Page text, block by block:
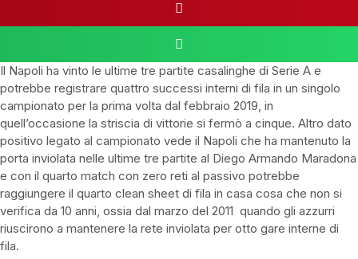
Il Napoli ha vinto le ultime tre partite casalinghe di Serie A e
potrebbe registrare quattro successi interni di fila in un singolo
campionato per la prima volta dal febbraio 2019, in
quell’occasione la striscia di vittorie si fermò a cinque. Altro dato
positivo legato al campionato vede il Napoli che ha mantenuto la
porta inviolata nelle ultime tre partite al Diego Armando Maradona
e con il quarto match con zero reti al passivo potrebbe
raggiungere il quarto clean sheet di fila in casa cosa che non si
verifica da 10 anni, ossia dal marzo del 2011 quando gli azzurri
riuscirono a mantenere la rete inviolata per otto gare interne di
fila.